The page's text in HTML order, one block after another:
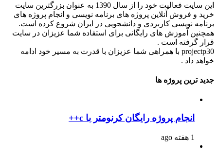
این سایت فعالیت خود را از سال 1390 به عنوان بزرگترین سایت
خرید و فروش آنلاین پروژه های برنامه نویسی و انجام پروژه های
برنامه نویسی کاربردی و دانشجویی در ایران شروع کرده است.
همچنین آموزش های رایگانی برای استفاده شما عزیزان در سایت
قرار گرفته است .
projectp30 با همراهی شما عزیزان با قدرت به مسیر خود ادامه
خواهد داد .
جدید ترین پروژه ها
انجام پروژه رایگان کرنومتر با c++
1 هفته ago